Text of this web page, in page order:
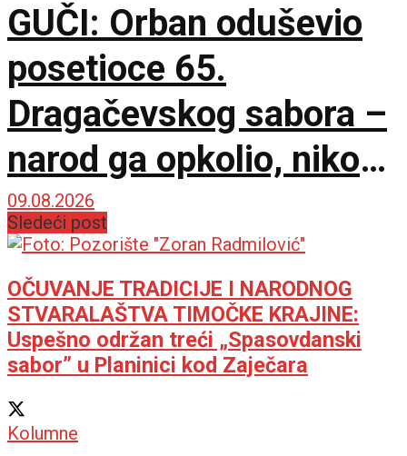
GUČI: Orban oduševio
posetioce 65.
Dragačevskog sabora –
narod ga opkolio, niko
ne veruje koliko je
opušten
09.08.2026
Sledeći post
OČUVANJE TRADICIJE I NARODNOG
STVARALAŠTVA TIMOČKE KRAJINE:
Uspešno održan treći „Spasovdanski
sabor” u Planinici kod Zaječara
Kolumne